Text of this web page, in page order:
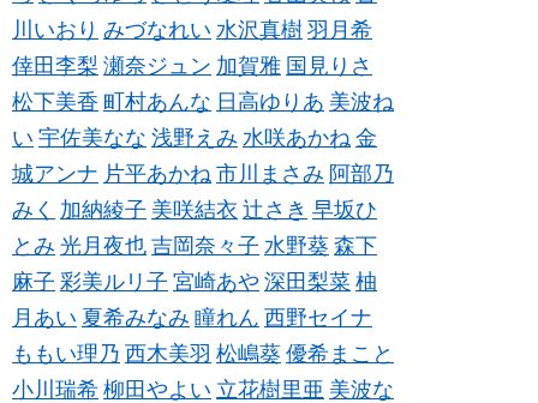
川いおり みづなれい 水沢真樹 羽月希
倖田李梨 瀬奈ジュン 加賀雅 国見りさ
松下美香 町村あんな 日高ゆりあ 美波ね
い 宇佐美なな 浅野えみ 水咲あかね 金
城アンナ 片平あかね 市川まさみ 阿部乃
みく 加納綾子 美咲結衣 辻さき 早坂ひ
とみ 光月夜也 吉岡奈々子 水野葵 森下
麻子 彩美ルリ子 宮崎あや 深田梨菜 柚
月あい 夏希みなみ 瞳れん 西野セイナ
ももい理乃 西木美羽 松嶋葵 優希まこと
小川瑞希 柳田やよい 立花樹里亜 美波な